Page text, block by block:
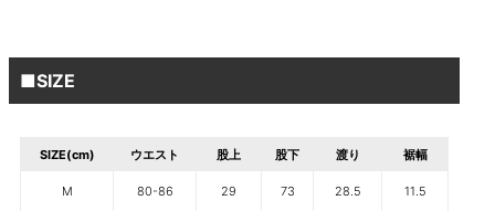
■SIZE
SIZE(cm) ウエスト 股上 股下 渡り 裾幅
M 80-86 29 73 28.5 11.5